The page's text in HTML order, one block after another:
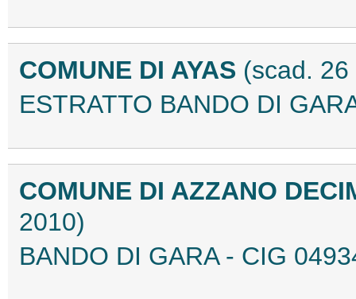
COMUNE DI AYAS (scad.
ESTRATTO BANDO DI
COMUNE DI AZZANO
2010)
BANDO DI GARA - CIG